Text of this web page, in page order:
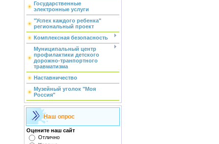
Государственные
электронные услуги
"Успех каждого ребенка"
региональный проект
Комплексная безопасность
Муниципальный центр
профилактики детского
дорожно-транпортного
травматизма
Наставничество
Музейный уголок "Моя
Россия"
Наш опрос
Оцените наш сайт
Отлично